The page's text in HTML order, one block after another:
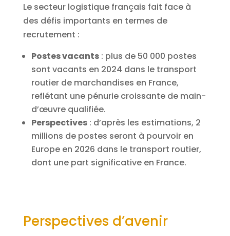
Le secteur logistique français fait face à
des défis importants en termes de
recrutement :
Postes vacants: plus de 50 000 postes
sont vacants en 2024 dans le transport
routier de marchandises en France,
reflétant une pénurie croissante de main-
d’œuvre qualifiée.
Perspectives: d’après les estimations, 2
millions de postes seront à pourvoir en
Europe en 2026 dans le transport routier,
dont une part significative en France.
Perspectives d’avenir